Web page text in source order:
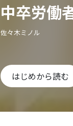
中卒労働
佐々木ミノル
はじめから読む